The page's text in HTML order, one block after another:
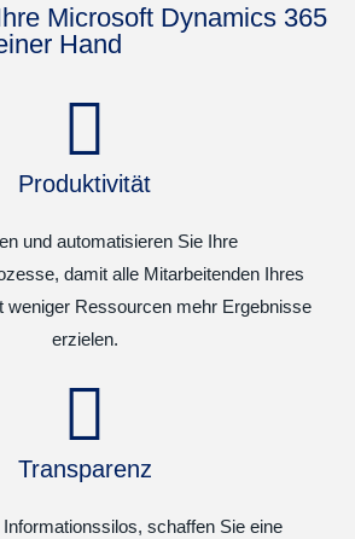
Microsoft Dynamics 365
Hand
Produktivität
und automatisieren Sie Ihre
damit alle Mitarbeitenden Ihres
weniger Ressourcen mehr Ergebnisse
erzielen.
Transparenz
schaffen Sie eine